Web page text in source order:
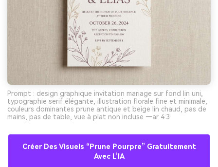
Prompt : design graphique invitation mariage sur fond lin uni,
typographie serif élégante, illustration florale fine et minimale,
couleurs dominantes prune antique et beige lin chaud, pas de
mains, pas de table, vue à plat non incluse —ar 4:3
Créer Des Visuels “prune Pourpre” Gratuitement
Avec L’IA